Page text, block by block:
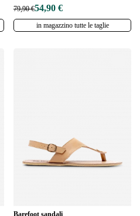
79,90 €54,90 €
in magazzino tutte le taglie
Barefoot sandali